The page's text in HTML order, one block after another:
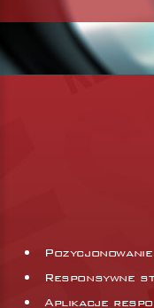
Responsywne
Aplikacje